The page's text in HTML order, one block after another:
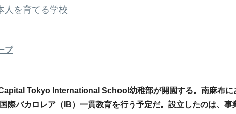
人を育てる学校
プ
Tokyo International School幼稚部が開園する。南麻布に
際バカロレア（IB）一貫教育を行う予定だ。設立したのは、事